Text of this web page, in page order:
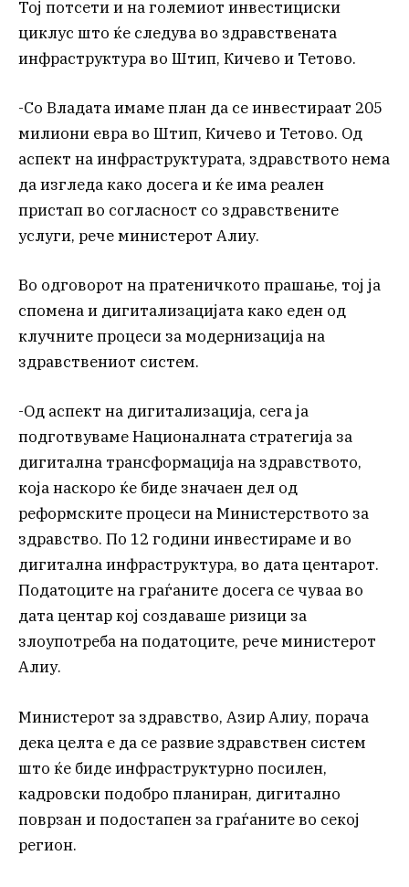
Тој потсети и на големиот инвестициски
циклус што ќе следува во здравствената
инфраструктура во Штип, Кичево и Тетово.
-Со Владата имаме план да се инвестираат 205
милиони евра во Штип, Кичево и Тетово. Од
аспект на инфраструктурата, здравството нема
да изгледа како досега и ќе има реален
пристап во согласност со здравствените
услуги, рече министерот Алиу.
Во одговорот на пратеничкото прашање, тој ја
спомена и дигитализацијата како еден од
клучните процеси за модернизација на
здравствениот систем.
-Од аспект на дигитализација, сега ја
подготвуваме Националната стратегија за
дигитална трансформација на здравството,
која наскоро ќе биде значаен дел од
реформските процеси на Министерството за
здравство. По 12 години инвестираме и во
дигитална инфраструктура, во дата центарот.
Податоците на граѓаните досега се чуваа во
дата центар кој создаваше ризици за
злоупотреба на податоците, рече министерот
Алиу.
Министерот за здравство, Азир Алиу, порача
дека целта е да се развие здравствен систем
што ќе биде инфраструктурно посилен,
кадровски подобро планиран, дигитално
поврзан и подостапен за граѓаните во секој
регион.